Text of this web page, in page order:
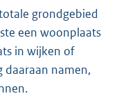
grondgebied
een woonplaats
in wijken of
daaraan namen,